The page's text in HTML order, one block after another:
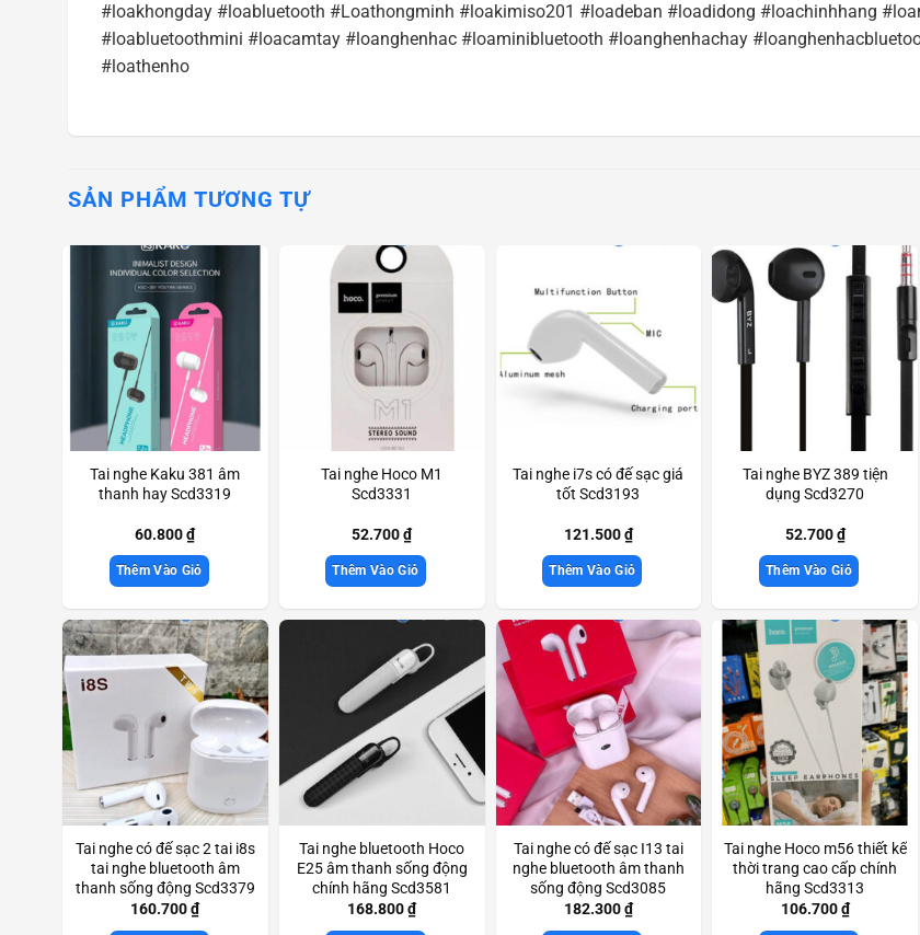
#loakhongday #loabluetooth #Loathongminh #loakimiso201 #loadeban #loadidong #loachinhhang
#loabluetoothmini #loacamtay #loanghenhac #loaminibluetooth #loanghenhachay
#loathenho
SẢN PHẨM TƯƠNG TỰ
Tai nghe Kaku 381 âm
thanh hay Scd3319
60.800₫
Thêm Vào Giỏ
Tai nghe Hoco M1
Scd3331
52.700₫
Thêm Vào Giỏ
Tai nghe i7s có đế sạc giá
tốt Scd3193
121.500₫
Thêm Vào Giỏ
Tai nghe BYZ 389 tiện
dụng Scd3270
52.700₫
Thêm Vào Giỏ
Tai nghe có đế sạc 2 tai i8s
tai nghe bluetooth âm
thanh sống động Scd3379
160.700₫
Tai nghe bluetooth Hoco
E25 âm thanh sống động
chính hãng Scd3581
168.800₫
Tai nghe có đế sạc I13 tai
nghe bluetooth âm thanh
sống động Scd3085
182.300₫
Tai nghe Hoco m56 thiết kế
thời trang cao cấp chính
hãng Scd3313
106.700₫